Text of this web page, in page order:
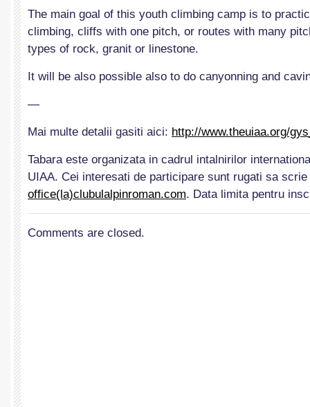
The main goal of this youth climbing camp is to
climbing, cliffs with one pitch, or routes with many
types of rock, granit or linestone.
It will be also possible also to do canyonning and
—
Mai multe detalii gasiti aici: http://www.theuiaa.org/
Tabara este organizata in cadrul intalnirilor
UIAA. Cei interesati de participare sunt rugati sa
office(la)clubulalpinroman.com. Data limita pentru
Comments are closed.